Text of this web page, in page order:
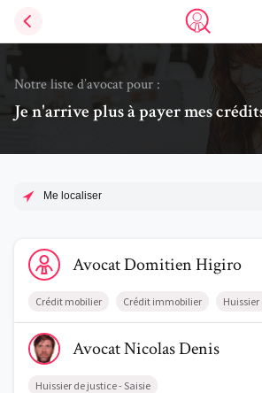
Trouve un
Notre liste d’avocat pour :
Je n'arrive plus à payer mes
Me localiser
Voir le profil de AvocatDomitien Higiro
AvocatDomitienHigiro
Crédit mobilier Crédit immobilier Huissier
Voir le profil de AvocatNicolas Denis
AvocatNicolasDenis
Huissier de justice - Saisie